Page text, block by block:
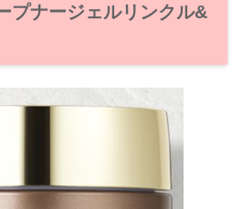
プナージェルリンクル&